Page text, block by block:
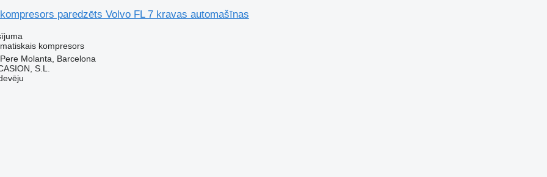
paredzēts Volvo FL 7 kravas automašīnas
kompresors
Molanta, Barcelona
S.L.